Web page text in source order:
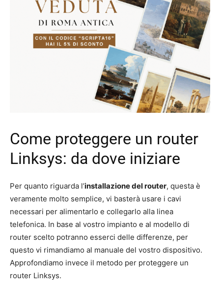
Come proteggere un router
Linksys: da dove iniziare
Per quanto riguarda l’installazione del router, questa è
veramente molto semplice, vi basterà usare i cavi
necessari per alimentarlo e collegarlo alla linea
telefonica. In base al vostro impianto e al modello di
router scelto potranno esserci delle differenze, per
questo vi rimandiamo al manuale del vostro dispositivo.
Approfondiamo invece il metodo per proteggere un
router Linksys.